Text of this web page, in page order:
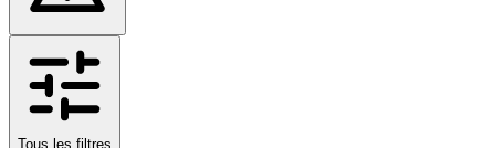
Tous les filtres